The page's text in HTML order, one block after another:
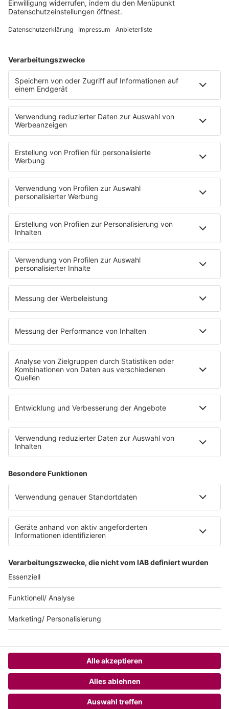
Deine Unterlagen an:promoter@sunshine-live.ch
Wir freuen uns auf Dich!
HOME
PROGRAMM
Sendeplan
DJs
Playlist
MUSIC
Streams
Album der Woche
News
Highlights
Charts
EVENTS
Kontakt
Newsletter
Empfang
sunshine live App
werben bei SUNSHINE LIVE
SERVICE
Datenschutz
Datenschutzeinstellungen
Datenschutzerklärung zur sunshine live App
Impressum
Teilnahmebedingungen
SUNSHINE LIVE 24/7 ELECTRONIC
© sunshine live / realisiert auf Basis von resc.web, dem CMS von resc.